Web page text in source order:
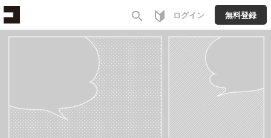
search ログイン 無料登録